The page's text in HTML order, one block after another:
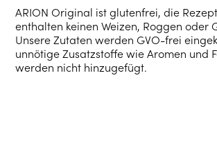
ARION Original ist glutenfrei, die
enthalten keinen Weizen, Roggen oder
Unsere Zutaten werden GVO-frei
unnötige Zusatzstoffe wie Aromen und
werden nicht hinzugefügt.